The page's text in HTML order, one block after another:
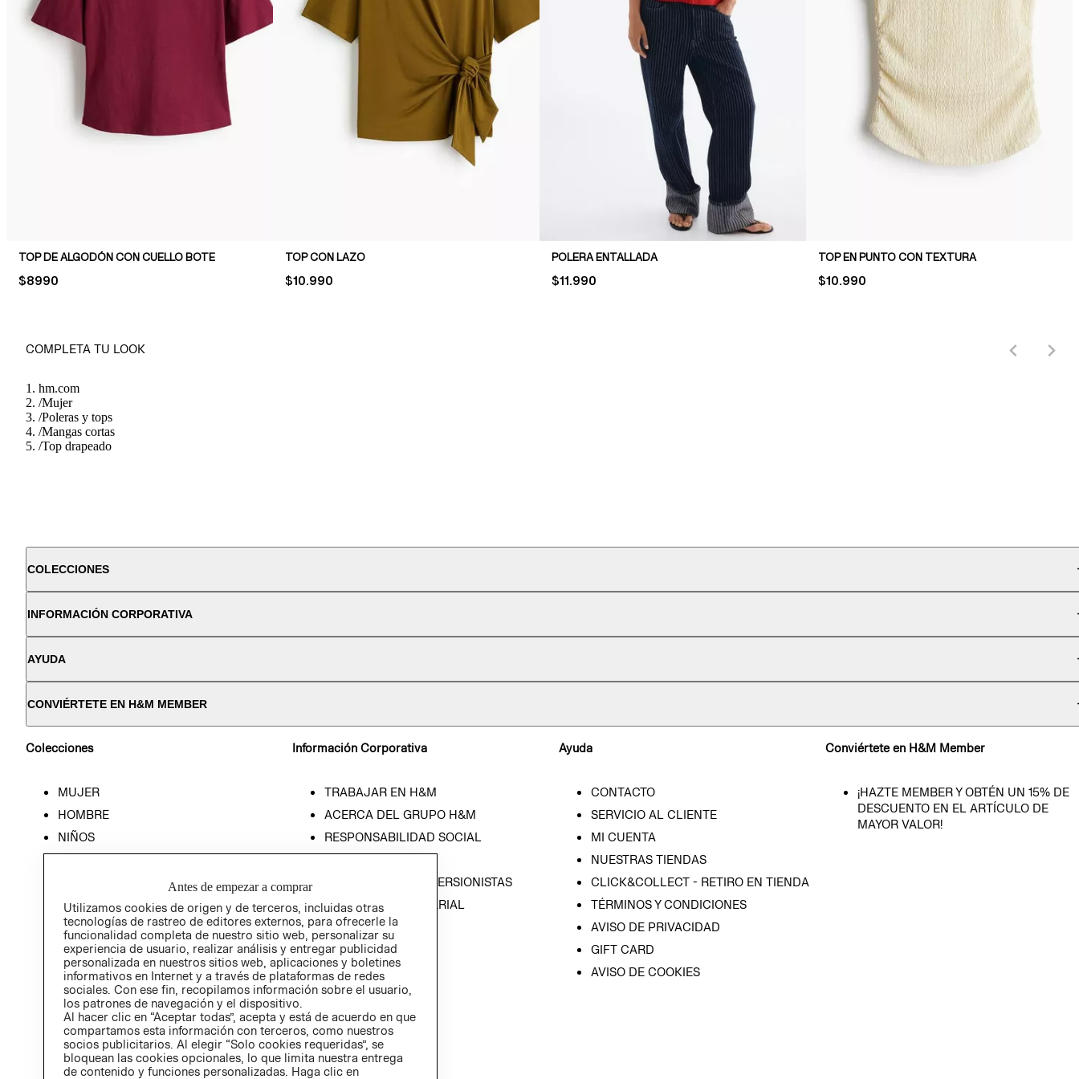
TOP DE ALGODÓN CON CUELLO BOTE
PRICE:
$8990
TOP CON LAZO
PRICE:
$10.990
POLERA ENTALLADA
PRICE:
$11.990
TOP EN PUNTO CON TEXTURA
PRICE:
$10.990
COMPLETA TU LOOK
hm.com
/Mujer
/Poleras y tops
/Mangas cortas
/Top drapeado
COLECCIONES
INFORMACIÓN CORPORATIVA
AYUDA
CONVIÉRTETE EN H&M MEMBER
Colecciones
MUJER
HOMBRE
NIÑOS
Información Corporativa
TRABAJAR EN H&M
ACERCA DEL GRUPO H&M
RESPONSABILIDAD SOCIAL
RELACIÓN CON INVERSIONISTAS
POLÍTICA EMPRESARIAL
Ayuda
CONTACTO
SERVICIO AL CLIENTE
MI CUENTA
NUESTRAS TIENDAS
CLICK&COLLECT - RETIRO EN TIENDA
TÉRMINOS Y CONDICIONES
AVISO DE PRIVACIDAD
GIFT CARD
AVISO DE COOKIES
Conviértete en H&M Member
¡HAZTE MEMBER Y OBTÉN UN 15% DE
DESCUENTO EN EL ARTÍCULO DE
MAYOR VALOR!
Antes de empezar a comprar
Utilizamos cookies de origen y de terceros, incluidas otras
tecnologías de rastreo de editores externos, para ofrecerle la
funcionalidad completa de nuestro sitio web, personalizar su
experiencia de usuario, realizar análisis y entregar publicidad
personalizada en nuestros sitios web, aplicaciones y boletines
informativos en Internet y a través de plataformas de redes
sociales. Con ese fin, recopilamos información sobre el usuario,
los patrones de navegación y el dispositivo.
Al hacer clic en “Aceptar todas”, acepta y está de acuerdo en que
compartamos esta información con terceros, como nuestros
socios publicitarios. Al elegir “Solo cookies requeridas”, se
bloquean las cookies opcionales, lo que limita nuestra entrega
de contenido y funciones personalizadas. Haga clic en